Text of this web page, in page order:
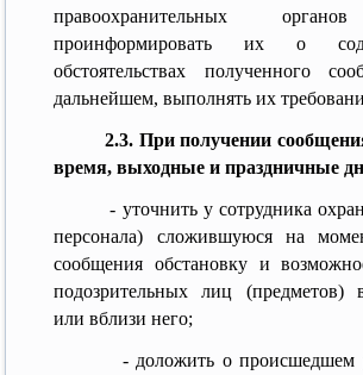
правоохранительных
проинформировать их о
обстоятельствах полученного
дальнейшем, выполнять их
2.3. При получении сообщения
время, выходные и праздничные
- уточнить у сотрудника
персонала) сложившуюся на
сообщения обстановку и
подозрительных лиц (предметов)
или вблизи него;
- доложить о происшедшем